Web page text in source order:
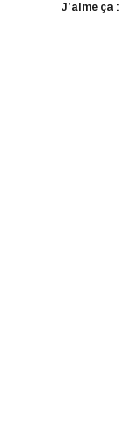
J’aime ça :